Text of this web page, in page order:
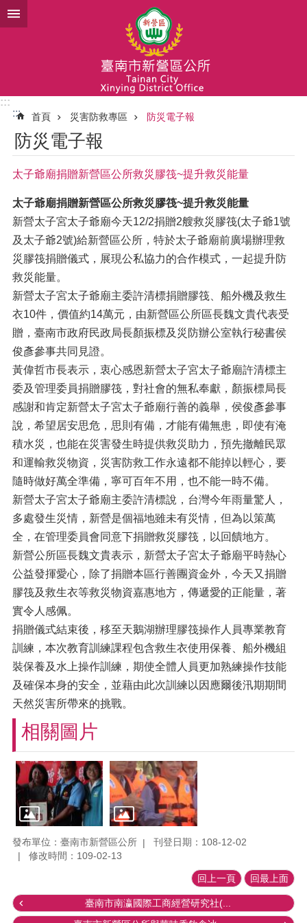
跳到主要內容區塊
:::
:::
首頁 災害防救專區 防災電子報
防災電子報
太子爺廟捐贈新營區公所救災膠筏~提升救災能量
太子爺廟捐贈新營區公所救災膠筏~提升救災能量
新營太子宮太子爺廟今天12/2捐贈2艘救災膠筏(太子爺1號
及太子爺2號)給新營區公所，特於太子爺廟前廣場辦理救
災膠筏捐贈儀式，展現公私協力的合作模式，一起提升防
救災能量。
新營太子宮太子爺廟主委許清標捐贈膠筏、船外機及救生
衣10件，價值約14萬元，由新營區公所區長魏文貴代表受
贈，臺南市政府民政局長顏振標及災防辦公室執行秘書侯
俊彥參事共同見證。
黃偉哲市長表示，衷心感恩新營太子宮太子爺廟許清標主
委及管理委員捐贈膠筏，對社會的無私奉獻，顏振標局長
感謝和肯定新營太子宮太子爺廟行善的義舉，侯俊彥參事
說，希望居安思危，思則有備，才能有備無患，即使有淹
積水災，也能在災害發生時提供救災助力，預先撤離民眾
和運輸救災物資，災害防救工作永遠都不能掉以輕心，要
隨時做好萬全準備，寧可百年不用，也不能一時不備。
新營太子宮太子爺廟主委許清標說，台灣今年雨量驚人，
多處發生災情，新營是個福地雖未有災情，但為以策萬
全，在管理委員會同意下捐贈救災膠筏，以回饋地方。
新營公所區長魏文貴表示，新營太子宮太子爺廟平時熱心
公益發揮愛心，除了捐贈本區行善團資金外，今天又捐贈
膠筏及救生衣等救災物資嘉惠地方，傳遞愛的正能量，著
實令人感佩。
捐贈儀式結束後，移至天鵝湖辦理膠筏操作人員專業教育
訓練，本次教育訓練課程包含救生衣使用保養、船外機組
裝保養及水上操作訓練，期使全體人員更加熟練操作技能
及確保本身的安全，並藉由此次訓練以因應爾後汛期期間
天然災害所帶來的挑戰。
相關圖片
發布單位：臺南市新營區公所
刊登日期：108-12-02
修改時間：109-02-13
回上一頁 回最上面
臺南市南瀛國際工商經營研究社(...